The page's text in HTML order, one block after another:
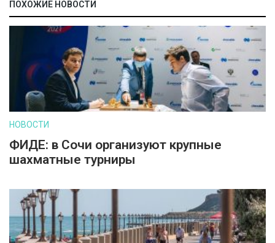
ПОХОЖИЕ НОВОСТИ
НОВОСТИ
ФИДЕ: в Сочи организуют крупные
шахматные турниры